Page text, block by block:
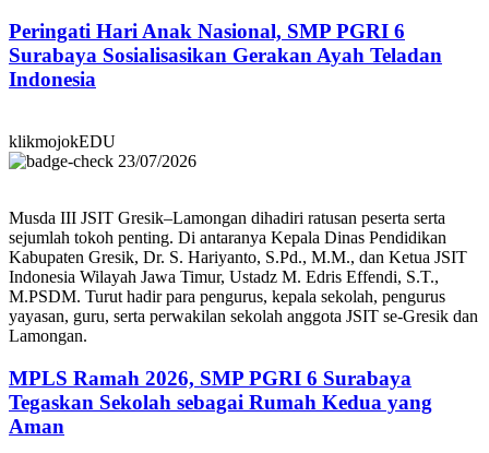
Peringati Hari Anak Nasional, SMP PGRI 6
Surabaya Sosialisasikan Gerakan Ayah Teladan
Indonesia
klikmojokEDU
23/07/2026
Musda III JSIT Gresik–Lamongan dihadiri ratusan peserta serta
sejumlah tokoh penting. Di antaranya Kepala Dinas Pendidikan
Kabupaten Gresik, Dr. S. Hariyanto, S.Pd., M.M., dan Ketua JSIT
Indonesia Wilayah Jawa Timur, Ustadz M. Edris Effendi, S.T.,
M.PSDM. Turut hadir para pengurus, kepala sekolah, pengurus
yayasan, guru, serta perwakilan sekolah anggota JSIT se-Gresik dan
Lamongan.
MPLS Ramah 2026, SMP PGRI 6 Surabaya
Tegaskan Sekolah sebagai Rumah Kedua yang
Aman